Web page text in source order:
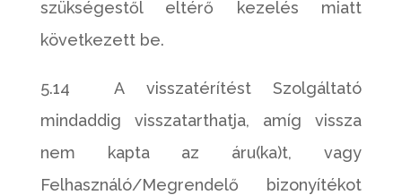
szükségestől eltérő kezelés miatt
következett be.
5.14 A visszatérítést Szolgáltató
mindaddig visszatarthatja, amíg vissza
nem kapta az áru(ka)t, vagy
Felhasználó/Megrendelő bizonyítékot